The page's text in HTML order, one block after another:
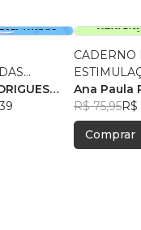
CADERNO
FUNÇÕES
JOGOS
Ana Paula
Coutinho
R$ 75,95R$
Comprar